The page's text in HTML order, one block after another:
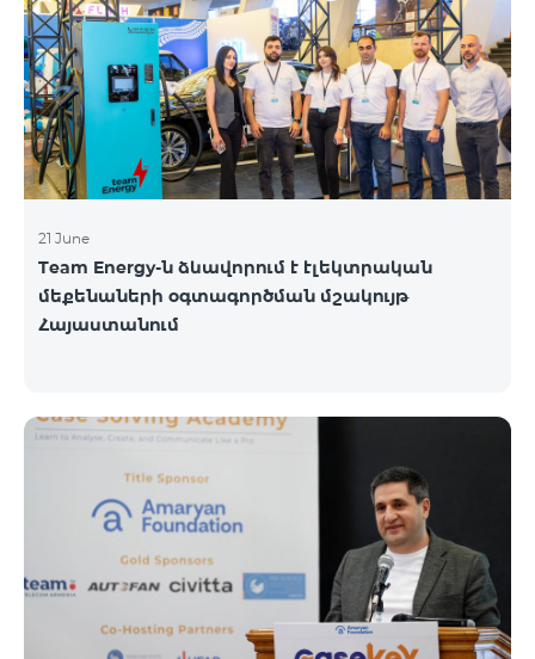
21 June
Team Energy-ն ձևավորում է էլեկտրական
մեքենաների օգտագործման մշակույթ
Հայաստանում